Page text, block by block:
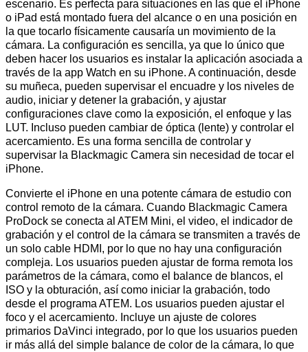
escenario. Es perfecta para situaciones en las que el iPhone
o iPad está montado fuera del alcance o en una posición en
la que tocarlo físicamente causaría un movimiento de la
cámara. La configuración es sencilla, ya que lo único que
deben hacer los usuarios es instalar la aplicación asociada a
través de la app Watch en su iPhone. A continuación, desde
su muñeca, pueden supervisar el encuadre y los niveles de
audio, iniciar y detener la grabación, y ajustar
configuraciones clave como la exposición, el enfoque y las
LUT. Incluso pueden cambiar de óptica (lente) y controlar el
acercamiento. Es una forma sencilla de controlar y
supervisar la Blackmagic Camera sin necesidad de tocar el
iPhone.
Convierte el iPhone en una potente cámara de estudio con
control remoto de la cámara. Cuando Blackmagic Camera
ProDock se conecta al ATEM Mini, el video, el indicador de
grabación y el control de la cámara se transmiten a través de
un solo cable HDMI, por lo que no hay una configuración
compleja. Los usuarios pueden ajustar de forma remota los
parámetros de la cámara, como el balance de blancos, el
ISO y la obturación, así como iniciar la grabación, todo
desde el programa ATEM. Los usuarios pueden ajustar el
foco y el acercamiento. Incluye un ajuste de colores
primarios DaVinci integrado, por lo que los usuarios pueden
ir más allá del simple balance de color de la cámara, lo que